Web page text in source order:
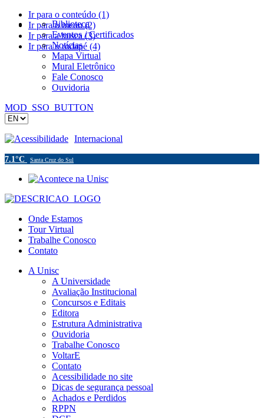
Ir para o conteúdo (1)
Ir para o menu (2)
Ir para a busca (3)
Ir para o rodapé (4)
Biblioteca
Eventos / Certificados
Notícias
Mapa Virtual
Mural Eletrônico
Fale Conosco
Ouvidoria
MOD_SSO_BUTTON
Acessibilidade Internacional
7.1°C Santa Cruz do Sul
Onde Estamos
Tour Virtual
Trabalhe Conosco
Contato
A Unisc
A Universidade
Avaliação Institucional
Concursos e Editais
Editora
Estrutura Administrativa
Ouvidoria
Trabalhe Conosco
VoltarE
Contato
Acessibilidade no site
Dicas de segurança pessoal
Achados e Perdidos
RPPN